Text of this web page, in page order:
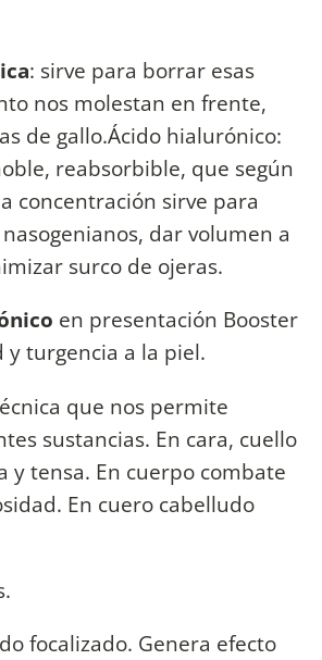
: sirve para borrar esas
nos molestan en frente,
de gallo.Ácido hialurónico:
reabsorbible, que según
concentración sirve para
dar volumen a
surco de ojeras.
en presentación Booster
turgencia a la piel.
que nos permite
sustancias. En cara, cuello
y tensa. En cuerpo combate
En cuero cabelludo
focalizado. Genera efecto